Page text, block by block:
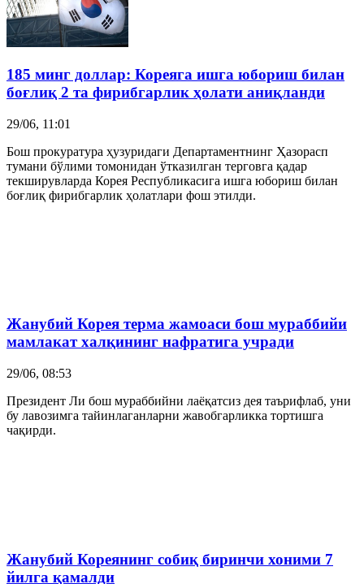
185 минг доллар: Кореяга ишга юбориш билан
боғлиқ 2 та фирибгарлик ҳолати аниқланди
29/06, 11:01
Бош прокуратура ҳузуридаги Департаментнинг Ҳазорасп
тумани бўлими томонидан ўтказилган терговга қадар
текширувларда Корея Республикасига ишга юбориш билан
боғлиқ фирибгарлик ҳолатлари фош этилди.
Жанубий Корея терма жамоаси бош мураббийи
мамлакат халқининг нафратига учради
29/06, 08:53
Президент Ли бош мураббийни лаёқатсиз дея таърифлаб, уни
бу лавозимга тайинлаганларни жавобгарликка тортишга
чақирди.
Жанубий Кореянинг собиқ биринчи хоними 7
йилга қамалди